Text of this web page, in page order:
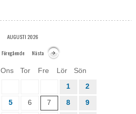
AUGUSTI 2026
Föregående
Nästa
Ons Tor Fre Lör
Sön
1
2
5 6 7 8
9